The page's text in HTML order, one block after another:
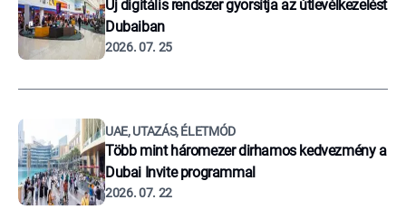
Új digitális rendszer gyorsítja az útlevélkezelést
Dubaiban
2026. 07. 25
UAE, UTAZÁS, ÉLETMÓD
Több mint háromezer dirhamos kedvezmény a
Dubai Invite programmal
2026. 07. 22